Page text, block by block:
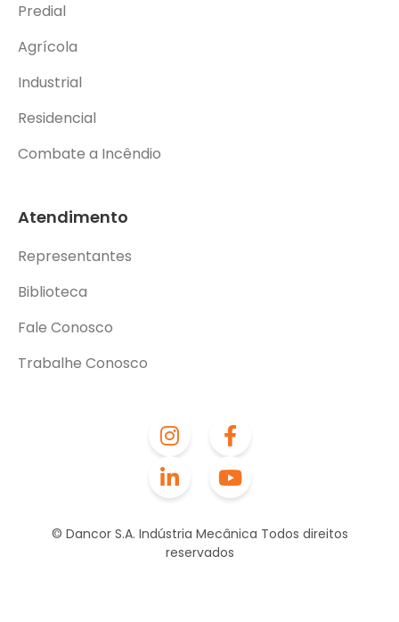
© Dancor S.A. Indústria Mecânica Todos direitos
reservados
Predial
Agrícola
Industrial
Residencial
Combate a Incêndio
Atendimento
Representantes
Biblioteca
Fale Conosco
Trabalhe Conosco